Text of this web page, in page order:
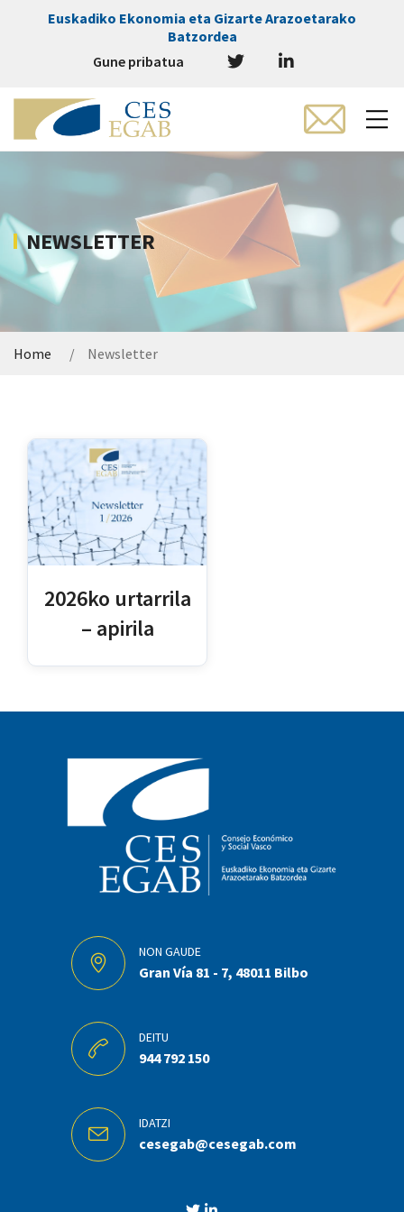
Euskadiko Ekonomia eta Gizarte Arazoetarako
Batzordea
Gune pribatua
NEWSLETTER
Home Newsletter
2026ko urtarrila
– apirila
NON GAUDE
Gran Vía 81 - 7, 48011 Bilbo
DEITU
944 792 150
IDATZI
cesegab@cesegab.com